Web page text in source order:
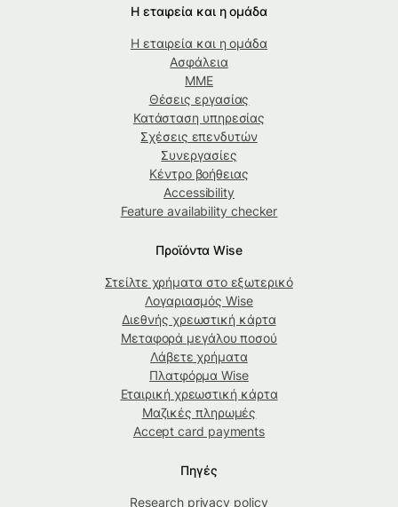
Η εταιρεία και η ομάδα
Η εταιρεία και η ομάδα
Ασφάλεια
ΜΜΕ
Θέσεις εργασίας
Κατάσταση υπηρεσίας
Σχέσεις επενδυτών
Συνεργασίες
Κέντρο βοήθειας
Accessibility
Feature availability checker
Προϊόντα Wise
Στείλτε χρήματα στο εξωτερικό
Λογαριασμός Wise
Διεθνής χρεωστική κάρτα
Μεταφορά μεγάλου ποσού
Λάβετε χρήματα
Πλατφόρμα Wise
Εταιρική χρεωστική κάρτα
Μαζικές πληρωμές
Accept card payments
Πηγές
Research privacy policy